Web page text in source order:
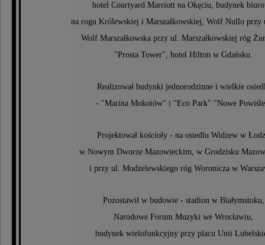
hotel Courtyard Marriott na Okęciu, budynek
na rogu Królewskiej i Marszałkowskiej, Wolf Nullo
Wolf Marszałkowska przy ul. Marszałkowskiej róg
"Prosta Tower", hotel Hilton w Gdańsku.
Realizował budynki jednorodzinne i wielkie
- "Marina Mokotów" i "Eco Park" "Nowe
Projektował kościoły - na osiedlu Widzew w
w Nowym Dworze Mazowieckim, w Grodzisku
i przy ul. Modzelewskiego róg Woronicza w
Pozostawił w budowie - stadion w Białymstoku,
Narodowe Forum Muzyki we Wrocławiu,
budynek wielofunkcyjny przy placu Unii